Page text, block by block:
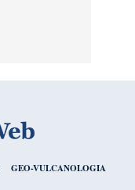
GEO-VULCANOLOGIA